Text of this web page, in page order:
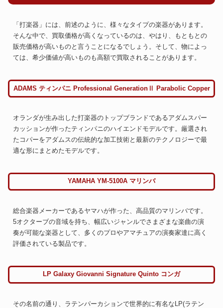
「打楽器」には、前述のように、様々なタイプの楽器があります。
そんな中で、買取価格が高くなっているのは、やはり、もともとの
販売価格が高いものと言うことになるでしょう。そして、物によっ
ては、希少価値が高いものも高額で買取されることがあります。
ADAMS ティンパニ Professional GenerationⅡ Parabolic Copper
オランダが生み出した打楽器のトップブランドであるアダムスパー
カッションが作ったティンパニのハイエンドモデルです。厳選され
たコパーをアダムスの伝統的な加工技術と最新のテクノロジーで最
適な形にまとめたモデルです。
YAMAHA YM-5100A マリンバ
総合楽器メーカーであるヤマハが作った、高品質のマリンバです。
5オクターブの音域を持ち、幅広いジャンルでさまざまな楽曲の演
奏が可能な楽器として、多くのプロやアマチュアの演奏家達に高く
評価されている製品です。
LP Galaxy Giovanni Signature Quinto コンガ
その名前の通り、ラテンパーカションで世界的に有名なLP(ラテン